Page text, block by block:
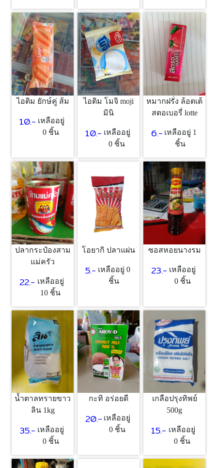
ไอติม ยักษ์คู่ ส้ม
10.- เหลืออยู่
0 ชิ้น
ไอติม โมจิ moji
มินิ
10.- เหลืออยู่
0 ชิ้น
หมากฝรั่ง ล้อตเต้
สตอเบอรี่ lotte
6.- เหลืออยู่ 1
ชิ้น
ปลากระป๋องสาม
แม่ครัว
22.- เหลืออยู่
10 ชิ้น
โอยากิ ปลาแผ่น
5.- เหลืออยู่ 0
ชิ้น
ซอสหอยนางรม
23.- เหลืออยู่
0 ชิ้น
น้ำตาลทรายขาว
ลิน 1kg
35.- เหลืออยู่
0 ชิ้น
กะทิ อร่อยดี
20.- เหลืออยู่
0 ชิ้น
เกลือปรุงทิพย์
500g
15.- เหลืออยู่
0 ชิ้น